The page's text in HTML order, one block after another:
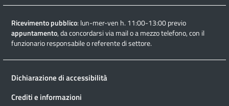
Ricevimento pubblico: lun-mer-ven h. 11:00-13:00 previo
appuntamento, da concordarsi via mail o a mezzo telefono, con il
funzionario responsabile o referente di settore.
Dichiarazione di accessibilità
Crediti e informazioni